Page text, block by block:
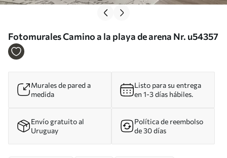
Fotomurales Camino a la playa de arena Nr. u54357
Murales de pared a
medida
Listo para su entrega
en 1-3 días hábiles.
Envío gratuito al
Uruguay
Política de reembolso
de 30 días